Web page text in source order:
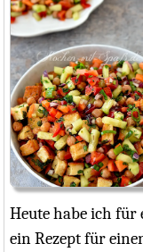
Heute habe ich für
ein Rezept für